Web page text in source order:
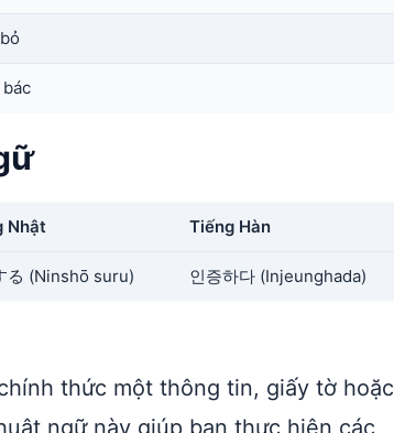
bác
Nhật Tiếng Hàn
る (Ninshō suru) 인증하다 (Injeunghada)
thức một thông tin, giấy tờ hoặc
ngữ này giúp bạn thực hiện các